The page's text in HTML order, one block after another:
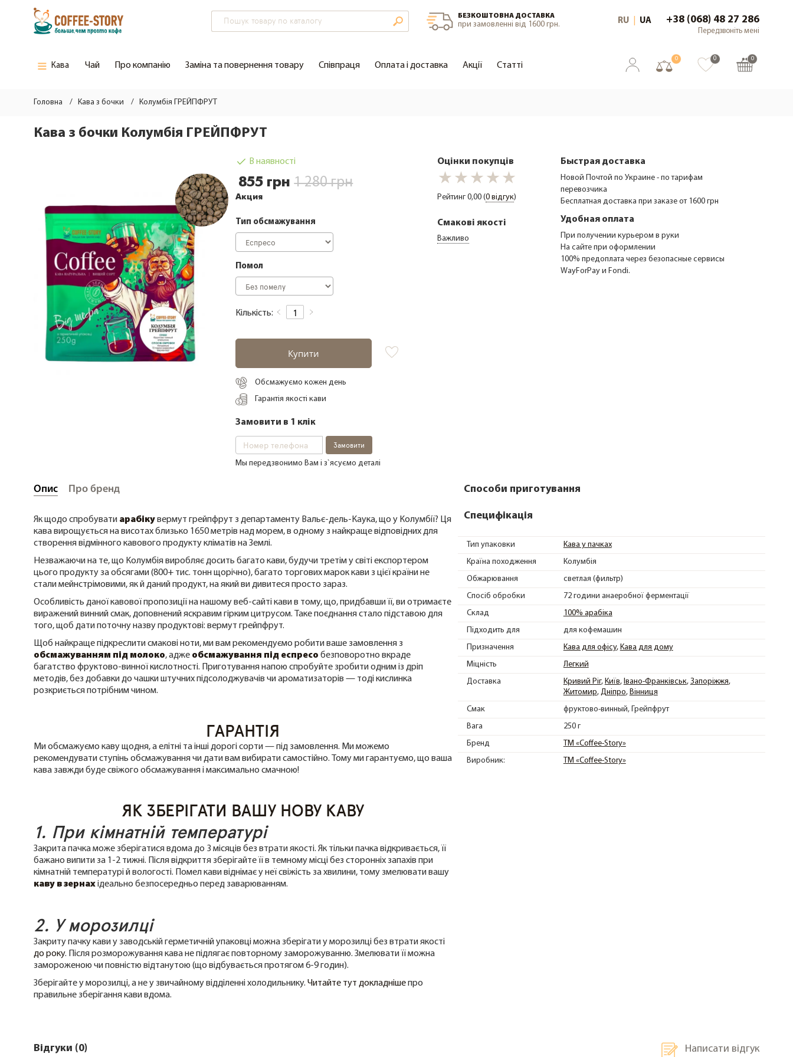
БЕЗКОШТОВНА ДОСТАВКА
при замовленні від 1600 грн. RU UA +38 (068) 48 27 286
Передзвоніть мені
Кава
Кава елітна
Кава Арабiка (Моносорт)
Кава купаж (Арабiкi/Робусти)
Кава Робуста
Кава без кофеїну
Кава органічна
Чай Про компанію Заміна та повернення товару Співпраця Оплата і доставка Акції Cтатті
0 0 0
Головна Кава з бочки Колумбія ГРЕЙПФРУТ
Кава з бочки Колумбія ГРЕЙПФРУТ
В наявності
855 грн 1 280 грн
Акция
Тип обсмажування
Помол
Кількість:
Купити
Обсмажуємо кожен день
Гарантія якості кави
Замовити в 1 клік
Замовити
Мы передзвонимо Вам і з`ясуємо деталі
Оцінки покупців
Рейтинг 0,00 (0 відгук)
Cмакові якості
Важливо
Быстрая доставка
Новой Почтой по Украине - по тарифам
перевозчика
Бесплатная доставка при заказе от 1600 грн
Удобная оплата
При получении курьером в руки
На сайте при оформлении
100% предоплата через безопасные сервисы
WayForPay и Fondi.
Опис Про бренд
Як щодо спробувати арабікувермут грейпфрут з департаменту Вальє-дель-Каука, що у Колумбії? Ця
кава вирощується на висотах близько 1650 метрів над морем, в одному з найкраще відповідних для
створення відмінного кавового продукту кліматів на Землі.
Незважаючи на те, що Колумбія виробляє досить багато кави, будучи третім у світі експортером
цього продукту за обсягами (800+ тис. тонн щорічно), багато торгових марок кави з цієї країни не
стали мейнстрімовими, як й даний продукт, на який ви дивитеся просто зараз.
Особливість даної кавової пропозиції на нашому веб-сайті кави в тому, що, придбавши її, ви отримаєте
виражений винний смак, доповнений яскравим гірким цитрусом. Таке поєднання стало підставою для
того, щоб дати поточну назву продуктові: вермут грейпфрут.
Щоб найкраще підкреслити смакові ноти, ми вам рекомендуємо робити ваше замовлення з
обсмажуванням під молоко, адже обсмажування під еспресо безповоротно вкраде
багатство фруктово-винної кислотності. Приготування напою спробуйте зробити одним із дріп
методів, без добавки до чашки штучних підсолоджувачів чи ароматизаторів — тоді кислинка
розкриється потрібним чином.
ГАРАНТІЯ
Ми обсмажуємо каву щодня, а елітні та інші дорогі сорти — під замовлення. Ми можемо
рекомендувати ступінь обсмажування чи дати вам вибирати самостійно. Тому ми гарантуємо, що ваша
кава завжди буде свіжого обсмажування і максимально смачною!
ЯК ЗБЕРІГАТИ ВАШУ НОВУ КАВУ
1. При кімнатній температурі
Закрита пачка може зберігатися вдома до 3 місяців без втрати якості. Як тільки пачка відкривається, її
бажано випити за 1-2 тижні. Після відкриття зберігайте її в темному місці без сторонніх запахів при
кімнатній температурі й вологості. Помел кави віднімає у неї свіжість за хвилини, тому змелювати вашу
каву в зернахідеально безпосередньо перед заварюванням.
2. У морозилці
Закриту пачку кави у заводській герметичній упаковці можна зберігати у морозилці без втрати якості
до року. Після розморожування кава не підлягає повторному заморожуванню. Змелювати її можна
замороженою чи повністю відтанутою (що відбувається протягом 6-9 годин).
Зберігайте у морозилці, а не у звичайному відділенні холодильнику. Читайте тут докладнішепро
правильне зберігання кави вдома.
Способи приготування
Специфікація
Тип упаковки
Кава у пачках
Країна походження
Колумбія
Обжарювання
светлая (фильтр)
Спосіб обробки
72 години анаеробної ферментації
Склад
100% арабіка
Підходить для
для кофемашин
Призначення
Кава для офісу Кава для дому
Міцність
Легкий
Доставка
Кривий Ріг Київ Івано-Франківськ Запоріжжя
Житомир Дніпро Вінниця
Смак
фруктово-винный Грейпфрут
Вага
250 г
Бренд
ТМ «Coffee-Story»
Виробник:
ТМ «Coffee-Story»
Відгуки (0) Написати відгук